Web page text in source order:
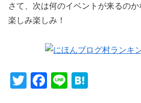
さて、次は何のイベントが来るのか
楽しみ楽しみ！
T
F
Li